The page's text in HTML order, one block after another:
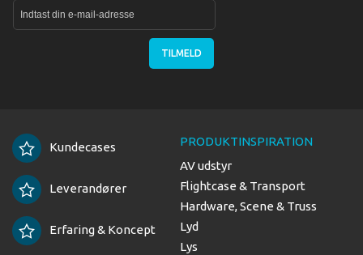
TILMELD
Kundecases
Leverandører
Erfaring & Koncept
PRODUKTINSPIRATION
AV udstyr
Flightcase & Transport
Hardware, Scene & Truss
Lyd
Lys